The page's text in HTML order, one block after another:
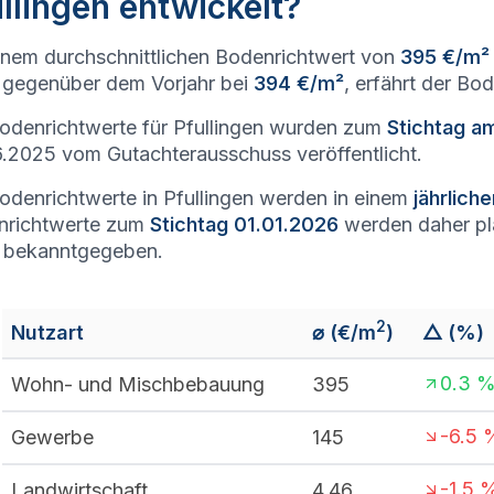
durchschnittlichen Bodenrichtwert von 395 €/m²
dem Vorjahr bei 394 €/m², erfährt der
für Pfullingen wurden zum Stichtag
vom Gutachterausschuss veröffentlicht.
in Pfullingen werden in einem
zum Stichtag 01.01.2026 werden daher
Nutzart ⌀ (€/m2) △ (%)
Wohn- und Mischbebauung 395 0.3
Gewerbe 145 -6.5
-1.5